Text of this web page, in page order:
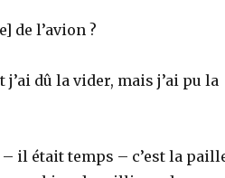
de l’avion ?
j’ai dû la vider, mais j’ai pu la
– il était temps – c’est la